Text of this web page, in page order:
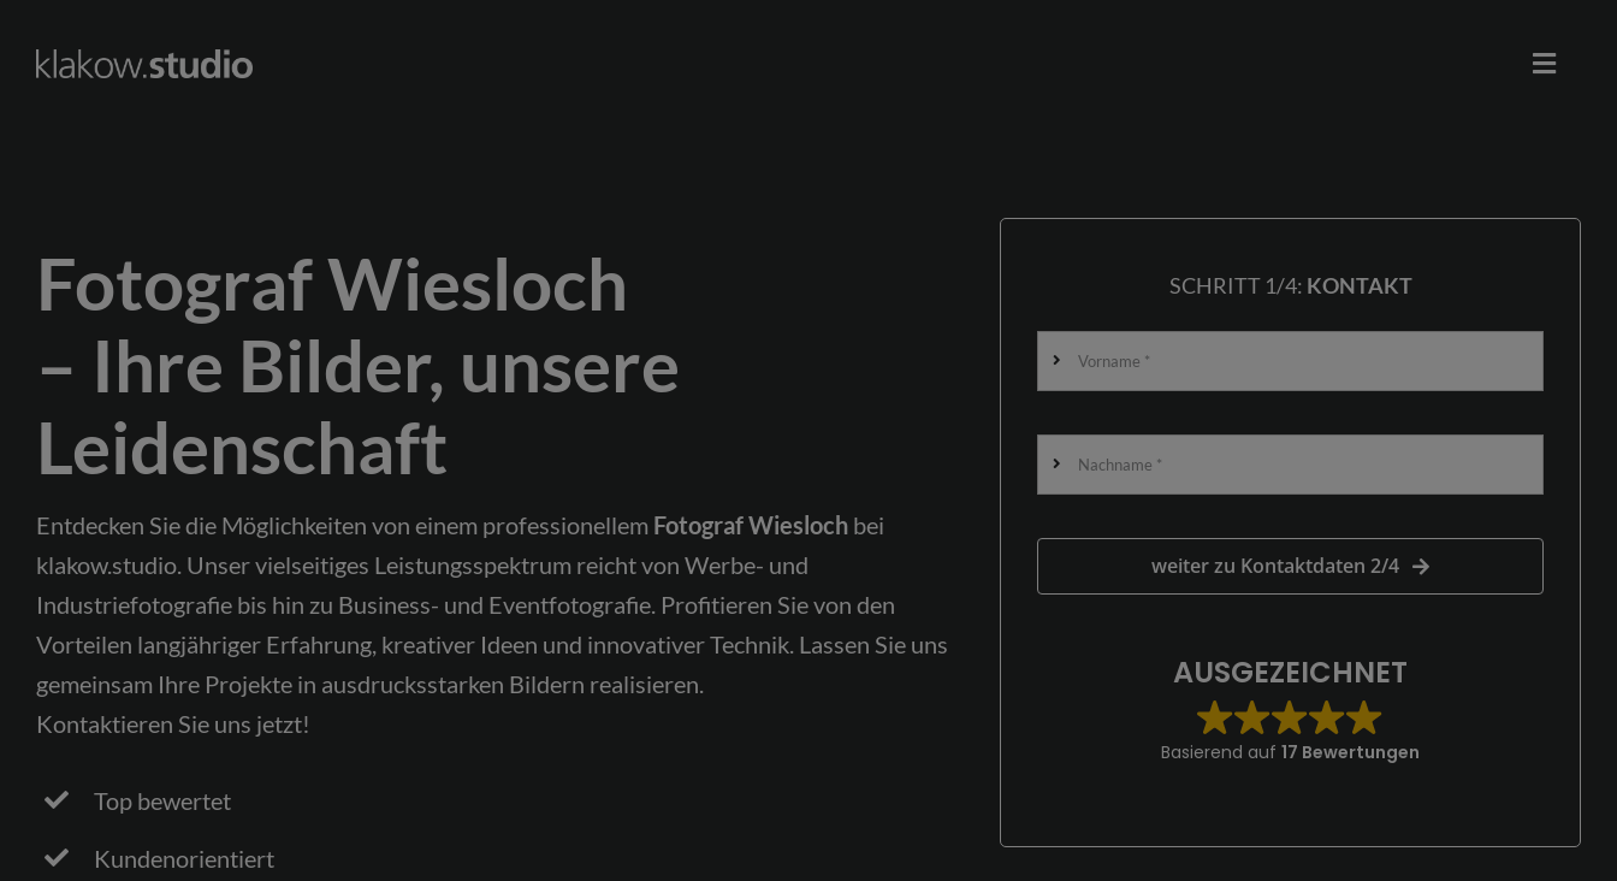
Toggle
0178 2611422
Kostenfreie Erstberatung
Fotograf Wiesloch
– Ihre Bilder, unsere
Leidenschaft
Entdecken Sie die Möglichkeiten von einem professionellem Fotograf Wieslochbei
klakow.studio. Unser vielseitiges Leistungsspektrum reicht von Werbe- und
Industriefotografie bis hin zu Business- und Eventfotografie. Profitieren Sie von den
Vorteilen langjähriger Erfahrung, kreativer Ideen und innovativer Technik. Lassen Sie uns
gemeinsam Ihre Projekte in ausdrucksstarken Bildern realisieren.
Kontaktieren Sie uns jetzt!
Top bewertet
Kundenorientiert
SCHRITT 1/4: KONTAKT
weiter zu Kontaktdaten 2/4
AUSGEZEICHNET
Basierend auf17 Bewertungen